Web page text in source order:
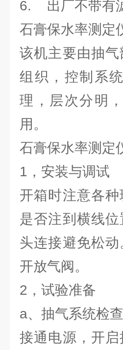
6. 出厂不带有
石膏保水率测定
该机主要由抽
组织，控制系
理，层次分明
用。
石膏保水率测定
1，安装与调试
开箱时注意各
是否注到横线
头连接避免松
开放气阀。
2，试验准备
a、抽气系统检查
接通电源，开